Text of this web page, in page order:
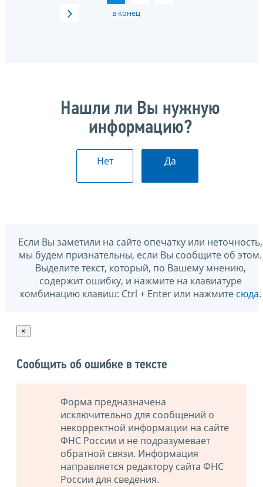
в конец
Нашли ли Вы нужную
информацию?
Нет Да
Если Вы заметили на сайте опечатку или неточность,
мы будем признательны, если Вы сообщите об этом.
Выделите текст, который, по Вашему мнению,
содержит ошибку, и нажмите на клавиатуре
комбинацию клавиш: Ctrl + Enter или нажмите сюда.
×
Сообщить об ошибке в тексте
Форма предназначена
исключительно для сообщений о
некорректной информации на сайте
ФНС России и не подразумевает
обратной связи. Информация
направляется редактору сайта ФНС
России для сведения.